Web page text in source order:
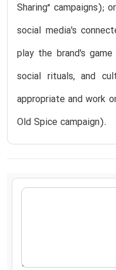
Sharing” campaigns);
social media's
play the brand's
social rituals, and
appropriate and work
Old Spice campaign).